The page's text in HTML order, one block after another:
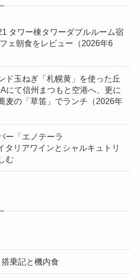
タワー棟タワーダブルルーム宿
ェ朝食をレビュー（2026年6
ド玉ねぎ「札幌黄」を使った丘
にて信州まつもと空港へ、更に
麦の「草笛」でランチ（2026年
ー「エノテーラ
タリアワインとシャルキュトリ
む
乗記と機内食